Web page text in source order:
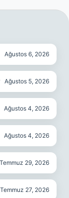
Ağustos 6, 2026
Ağustos 5, 2026
Ağustos 4, 2026
Ağustos 4, 2026
Temmuz 29, 2026
Temmuz 27, 2026